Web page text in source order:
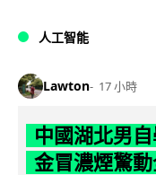
人工智能
Lawton 17 小時
中國湖北男
金冒濃煙驚